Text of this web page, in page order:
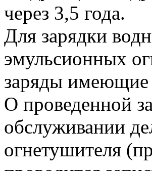
через 3,5 года.
Для зарядки
эмульсионных
заряды имеющие
О проведенной
обслуживании
огнетушителя